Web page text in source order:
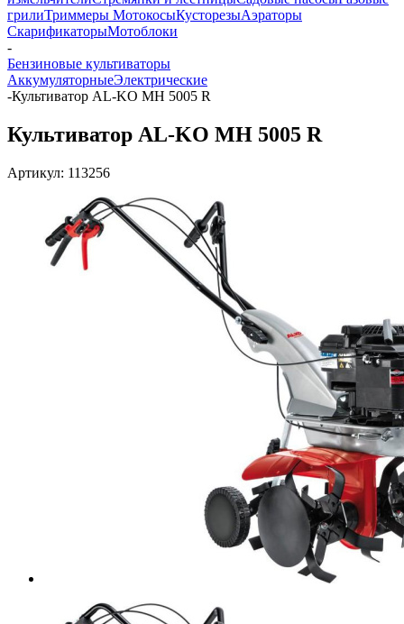
грилиТриммеры МотокосыКусторезыАэраторы
СкарификаторыМотоблоки
-
Бензиновые культиваторы
АккумуляторныеЭлектрические
-Культиватор AL-KO MH 5005 R
Культиватор AL-KO MH 5005 R
Артикул: 113256